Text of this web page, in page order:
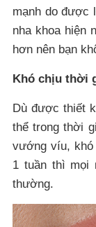
mạnh do được
nha khoa hiện
hơn nên bạn
Khó chịu thời
Dù được thiết
thể trong thời
vướng víu, khó
1 tuần thì mọi
thường.